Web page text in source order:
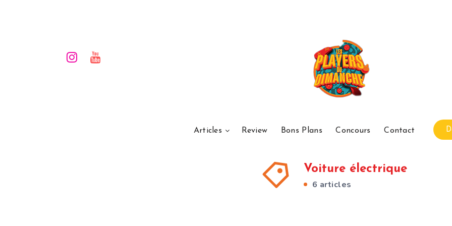
Articles Review Bons Plans Concours Contact
Voiture électrique
6 articles